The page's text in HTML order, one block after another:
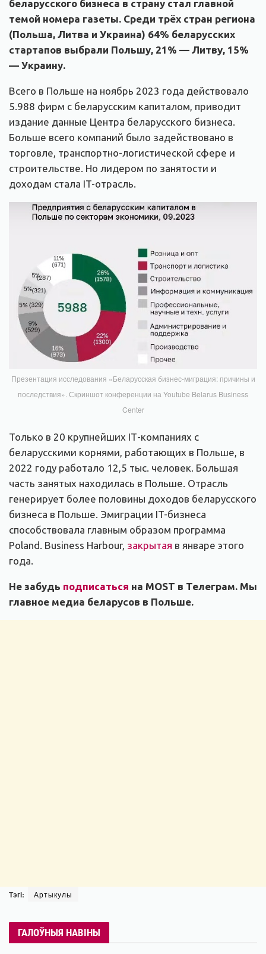
беларусского бизнеса в страну стал главной
темой номера газеты. Среди трёх стран региона
(Польша, Литва и Украина) 64% беларусских
стартапов выбрали Польшу, 21% — Литву, 15%
— Украину.
Всего в Польше на ноябрь 2023 года действовало
5.988 фирм с беларусским капиталом, приводит
издание данные Центра беларусского бизнеса.
Больше всего компаний было задействовано в
торговле, транспортно-логистической сфере и
строительстве. Но лидером по занятости и
доходам стала IT-отрасль.
Презентация исследования «Беларусская бизнес-миграция: причины и
последствия». Скриншот конференции на Youtube Belarus Business
Center
Только в 20 крупнейших IТ-компаниях с
беларусскими корнями, работающих в Польше, в
2022 году работало 12,5 тыс. человек. Большая
часть занятых находилась в Польше. Отрасль
генерирует более половины доходов беларусского
бизнеса в Польше. Эмиграции IT-бизнеса
способствовала главным образом программа
Poland. Business Harbour, закрытая в январе этого
года.
Не забудь подписаться на MOST в Телеграм. Мы
главное медиа беларусов в Польше.
Тэгі: Артыкулы
ГАЛОЎНЫЯ НАВІНЫ